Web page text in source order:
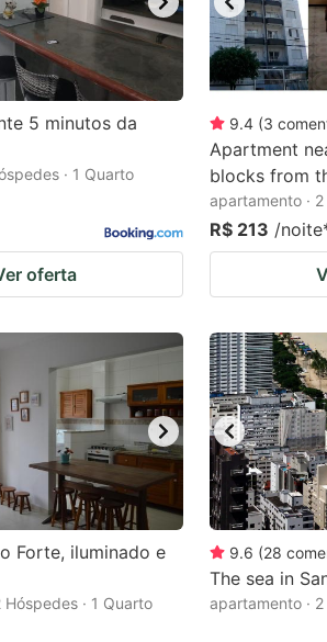
5 minutos da
· 1 Quarto
oferta
9.4 (3
Apartment
blocks from
apartamento ·
R$ 213 /noite
Forte, iluminado e
· 1 Quarto
9.6 (28
The sea in
apartamento ·